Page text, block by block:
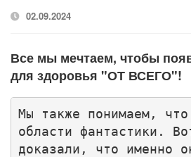
02.09.2024
Все мы мечтаем, чтобы
для здоровья "ОТ ВСЕГО"!
Мы также понимаем,
области фантастики.
доказали, что именно